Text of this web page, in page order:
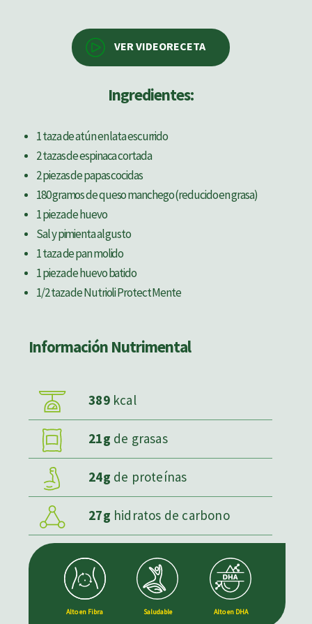
VER VIDEORECETA
Ingredientes:
1 taza de atún en lata escurrido
2 tazas de espinaca cortada
2 piezas de papas cocidas
180 gramos de queso manchego (reducido en grasa)
1 pieza de huevo
Sal y pimienta al gusto
1 taza de pan molido
1 pieza de huevo batido
1/2 taza de Nutrioli Protect Mente
Información Nutrimental
389 kcal
21g de grasas
24g de proteínas
27g hidratos de carbono
Alto en Fibra Saludable Alto en DHA